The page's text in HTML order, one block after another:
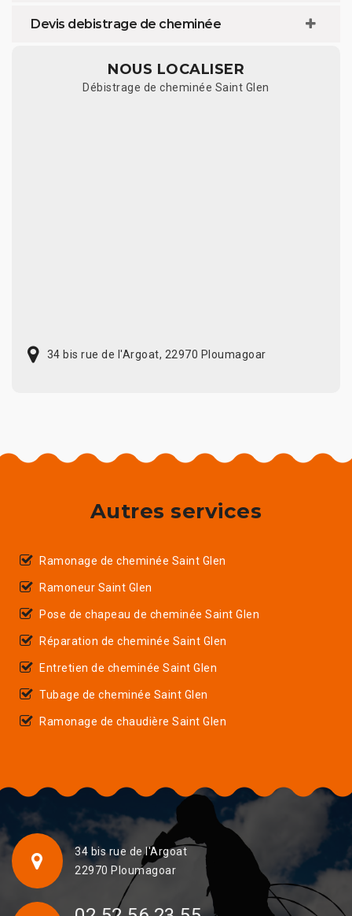
Devis debistrage de cheminée
NOUS LOCALISER
Débistrage de cheminée Saint Glen
34 bis rue de l'Argoat, 22970 Ploumagoar
Autres services
Ramonage de cheminée Saint Glen
Ramoneur Saint Glen
Pose de chapeau de cheminée Saint Glen
Réparation de cheminée Saint Glen
Entretien de cheminée Saint Glen
Tubage de cheminée Saint Glen
Ramonage de chaudière Saint Glen
34 bis rue de l'Argoat
22970 Ploumagoar